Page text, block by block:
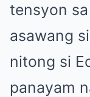
tensyon
asawang
nitong si
panayam